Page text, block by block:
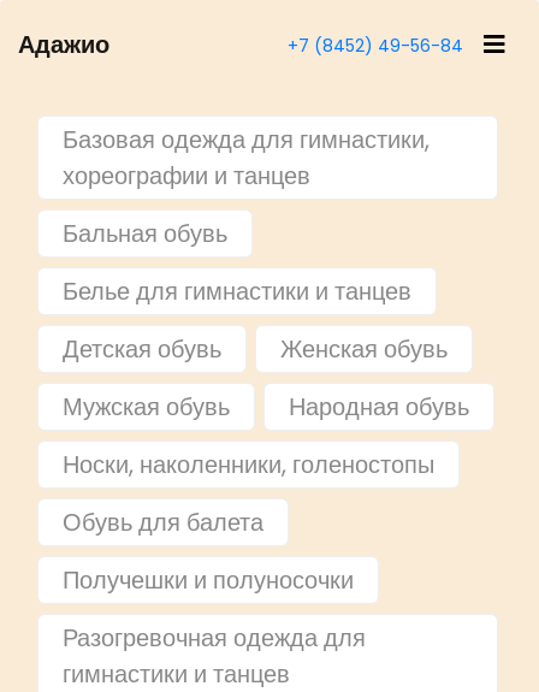
Адажио +7 (8452) 49-56-84
Базовая одежда для гимнастики,
хореографии и танцев
Бальная обувь
Белье для гимнастики и танцев
Детская обувь
Женская обувь
Мужская обувь
Народная обувь
Носки, наколенники, голеностопы
Обувь для балета
Получешки и полуносочки
Разогревочная одежда для
гимнастики и танцев